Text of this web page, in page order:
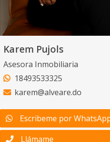
Karem Pujols
Asesora Inmobiliaria
18493533325
karem@alveare.do
Escribeme por
Llámame